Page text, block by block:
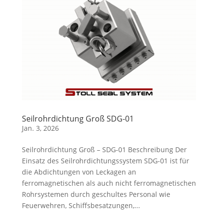
Seilrohrdichtung Groß SDG-01
Jan. 3, 2026
Seilrohrdichtung Groß – SDG-01 Beschreibung Der
Einsatz des Seilrohrdichtungssystem SDG-01 ist für
die Abdichtungen von Leckagen an
ferromagnetischen als auch nicht ferromagnetischen
Rohrsystemen durch geschultes Personal wie
Feuerwehren, Schiffsbesatzungen,...